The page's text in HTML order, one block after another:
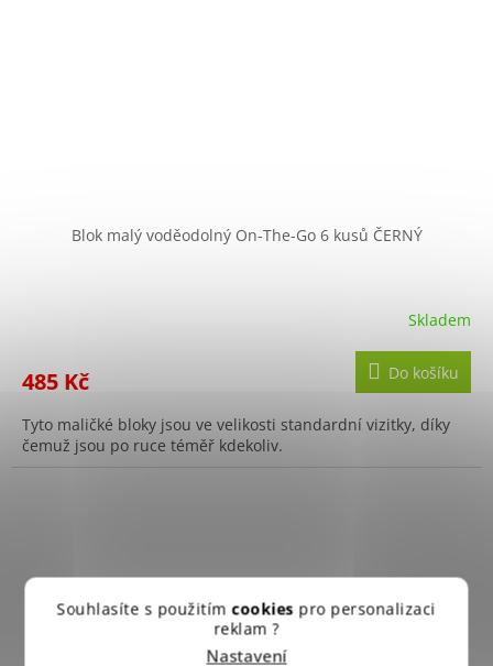
Souhlasíte s použitímcookies pro personalizaci
reklam ?
Nastavení
Blok malý voděodolný On-The-Go 6 kusů ČERNÝ
Skladem
485 Kč Do košíku
Tyto maličké bloky jsou ve velikosti standardní vizitky, díky
čemuž jsou po ruce téměř kdekoliv.